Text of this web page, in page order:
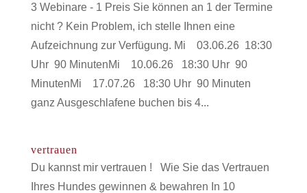
3 Webinare - 1 Preis Sie können an 1 der Termine
nicht ? Kein Problem, ich stelle Ihnen eine
Aufzeichnung zur Verfügung. Mi 03.06.26 18:30
Uhr 90 MinutenMi 10.06.26 18:30 Uhr 90
MinutenMi 17.07.26 18:30 Uhr 90 Minuten
ganz Ausgeschlafene buchen bis 4...
vertrauen
Du kannst mir vertrauen ! Wie Sie das Vertrauen
Ihres Hundes gewinnen & bewahren In 10